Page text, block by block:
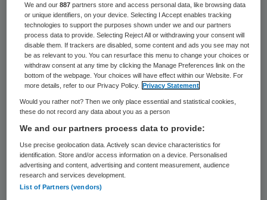
woordvoerder in dagblad BNDeStem: “We
kunnen het nog goed aan”.
Testen
De zorgmedewerkers zitten nu ziek thuis.
De Rivas zorggroep – naast het Beatrix
ziekenhuis verpleeghuiszorg en
wijkverpleging – kan haar personeel sinds
anderhalve week testen. Zij worden getest
We and our887 partners store and access personal data, like browsing data
or unique identifiers, on your device. Selecting I Accept enables tracking
technologies to support the purposes shown under we and our partners
process data to provide. Selecting Reject All or withdrawing your consent will
disable them. If trackers are disabled, some content and ads you see may not
be as relevant to you. You can resurface this menu to change your choices or
withdraw consent at any time by clicking the Manage Preferences link on the
bottom of the webpage. Your choices will have effect within our Website. For
more details, refer to our Privacy Policy.
Privacy Statement
Would you rather not? Then we only place essential and statistical cookies,
these do not record any data about you as a person
We and our partners process data to provide:
Use precise geolocation data. Actively scan device characteristics for
identification. Store and/or access information on a device. Personalised
advertising and content, advertising and content measurement, audience
research and services development.
List of Partners (vendors)